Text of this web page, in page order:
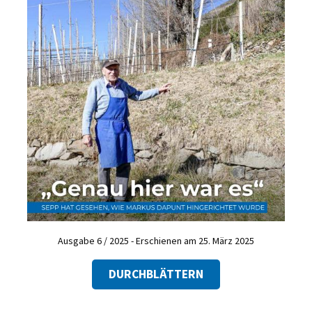
Ausgabe 6 / 2025 - Erschienen am 25. März 2025
DURCHBLÄTTERN